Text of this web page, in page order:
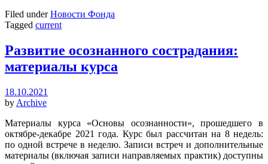
Filed underНовости Фонда
Tagged current
Развитие осознанного сострадания:
материалы курса
18.10.2021
by Archive
Материалы курса «Основы осознанности», прошедшего в
октябре-декабре 2021 года. Курс был рассчитан на 8 недель:
по одной встрече в неделю. Записи встреч и дополнительные
материалы (включая записи направляемых практик) доступны